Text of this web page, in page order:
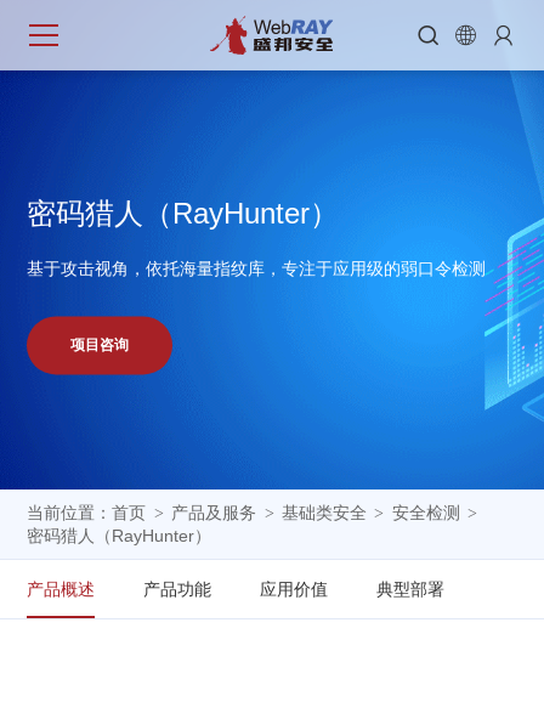
  
密码猎人 （RayHunter）
基于攻击视角，依托海量指纹库，专注于应用级的弱口令检测
项目咨询
当前位置：首页 > 产品及服务 > 基础类安全 > 安全检测 >
密码猎人（RayHunter）
产品概述 产品功能 应用价值 典型部署